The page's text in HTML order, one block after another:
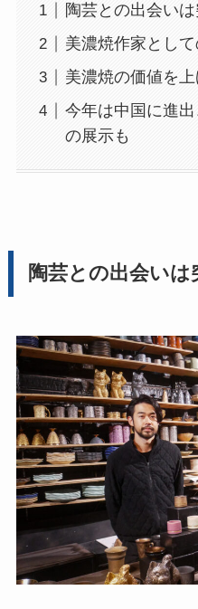
陶芸との出会い
美濃焼作家とし
美濃焼の価値を
今年は中国に進
の展示も
陶芸との出会いは